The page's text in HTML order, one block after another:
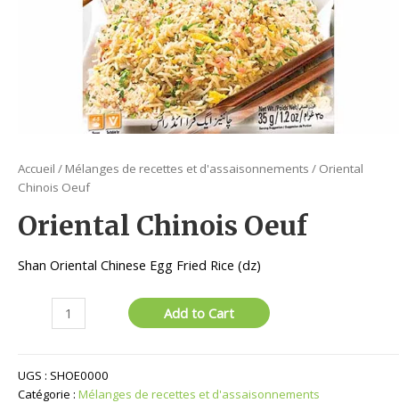
Accueil / Mélanges de recettes et d'assaisonnements / Oriental
Chinois Oeuf
Oriental Chinois Oeuf
Shan Oriental Chinese Egg Fried Rice (dz)
quantité
Chinois
Oeuf
Add to Cart
UGS : SHOE0000
Catégorie : Mélanges de recettes et d'assaisonnements